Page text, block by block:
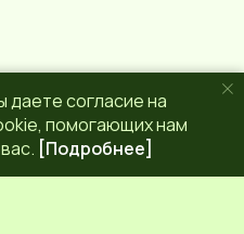
даете согласие на
помогающих нам
[Подробнее]